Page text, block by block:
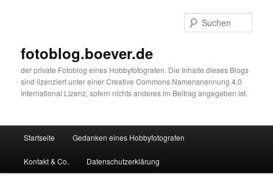
fotoblog.boever.de
der private Fotoblog eines Hobbyfotografen. Die Inhalte dieses Blogs
sind lizenziert unter einer Creative Commons Namensnennung 4.0
International Lizenz, sofern nichts anderes im Beitrag angegeben ist.
Startseite Gedanken eines Hobbyfotografen
Kontakt & Co. Datenschutzerklärung